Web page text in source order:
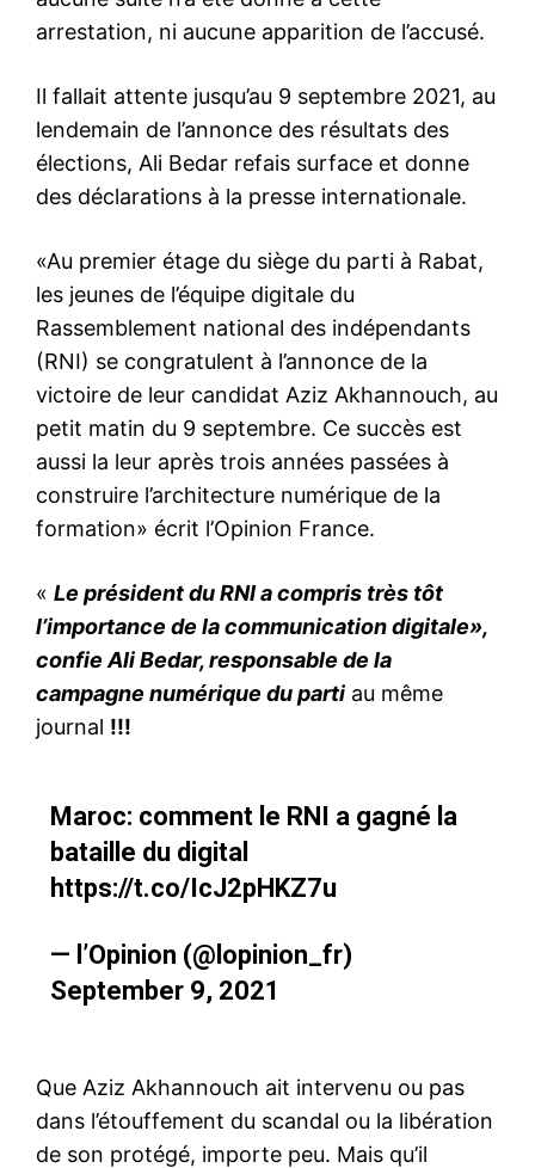
évènement, maintenant
répondez-leur». C’est ainsi
s’est adressé aux
participants à un évènement
du RNI. Revigoré par les
acclamations des jeunes,
Akhannouch affiche un
sourire jaune après une
oppressante. Critiqué par la
Cour des comptes sur…
20 September 2019
arrestation, ni aucune apparition de l’accusé.
Il fallait attente jusqu’au 9 septembre 2021, au
lendemain de l’annonce des résultats des
élections, Ali Bedar refais surface et donne
des déclarations à la presse internationale.
«Au premier étage du siège du parti à Rabat,
les jeunes de l’équipe digitale du
Rassemblement national des indépendants
(RNI) se congratulent à l’annonce de la
victoire de leur candidat Aziz Akhannouch, au
petit matin du 9 septembre. Ce succès est
aussi la leur après trois années passées à
construire l’architecture numérique de la
formation» écrit l’Opinion France.
« Le président du RNI a compris très tôt
l’importance de la communication digitale»,
confie Ali Bedar, responsable de la
campagne numérique du parti au même
journal !!!
Maroc: comment le RNI a gagné la
bataille du digital
https://t.co/IcJ2pHKZ7u
— l’Opinion (@lopinion_fr)
September 9, 2021
Que Aziz Akhannouch ait intervenu ou pas
dans l’étouffement du scandal ou la libération
de son protégé, importe peu. Mais qu’il